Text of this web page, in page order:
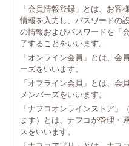
「会員情報登録」とは、お客
情報を入力し、パスワードの
の情報およびパスワードを「
了することをいいます。
「オンライン会員」とは、会
ーズをいいます。
「オフライン会員」とは、会
メンバーズをいいます。
「ナフコオンラインストア」
ます）とは、ナフコが管理・
スをいいます。